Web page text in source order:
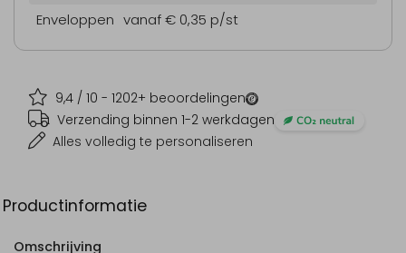
9,4 / 10 - 1202+ beoordelingen
Verzending binnen 1-2 werkdagen
Alles volledig te personaliseren
Enveloppen vanaf € 0,35 p/st
Productinformatie
Omschrijving